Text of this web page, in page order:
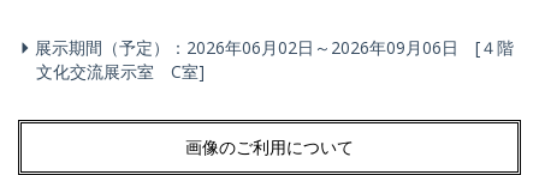
展示期間（予定）：2026年06月02日～2026年09月06日 [４階
文化交流展示室 C室]
画像のご利用について